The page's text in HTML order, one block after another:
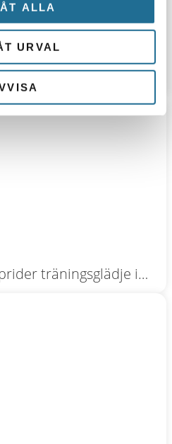
ALLA
URVAL
och expanderar
träningsglädje i